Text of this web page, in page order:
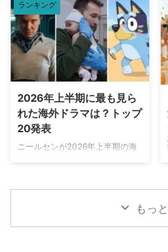
to B …
ズン2に、『キングスマン』のタ
ロン・エジャトンや『The
Gifted ザ・ギフテッド』のジェ
イミー・チャンら注目キャストが
ゲスト出演することがわかった。
米Deadlineが報じている。 過酷
なハリウッドで夢を追う若者たち
の物語『I LOVE LA』 レイチェ
ル・セノット（『ボトムス ～最
底で最強？な私たち～』）が製
作・製作総指揮・主演を兼任する
『I Love LA』は、ロサンゼルス
溢れる友人グループを描く話題
ランキング
2026年上半期に最も見ら
れた海外ドラマは？トップ
20発表
ニールセンが2026年上半期の海
マ」「非オリジナルドラマ（※放
う3部門における全米でのストリ
ーミング（配信）ランキングを紹
もっ